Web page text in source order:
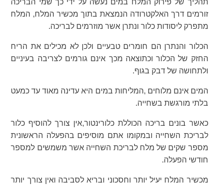
תהליך של פירוק המלח במים נעשה על ידי כך שמי הבריכה
זורמים דרך האלקטרודה הנמצאת בתוך מכשיר המלח, המלח
מתפרק ליסודות כלור ונתרן אשר מוזרמים לבריכה.
הכלור והנתרן הם חומרים טבעיים ולכן לא מכילים את הריח
החזק של הכלור וכתוצאה מכך אינם גורמים לצריבה בעיניים
ולתחושה של דבק בגוף.
המים אינם מלוחים ,המליחות במים היא עדינה מאוד עד כמעט
בלתי מורגשת בשחייה.
כאשר בונים בריכה הכוללת כלורינטור,אין צורך להוסיף כלור
לבריכת השחייה ובמקומו אתם מוסיפים בהפעלה הראשונית
מספר שקים של מלח לבריכת השחייה אשר משמשים למספר
חודשי הפעלה.
מכשיר המלח יעיל יותר וחסכוני ובריא לסביבה ואין צורך יותר